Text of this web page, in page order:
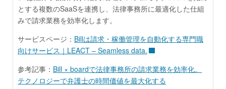
とする複数のSaaSを連携し、法律事務所に最適化した仕組
みで請求業務を効率化します。
サービスページ： Billは請求・稼働管理を自動化する専門職
向けサービス｜LEACT – Seamless data.
参考記事： Bill × boardで法律事務所の請求業務を効率化。
テクノロジーで弁護士の時間価値を最大化する